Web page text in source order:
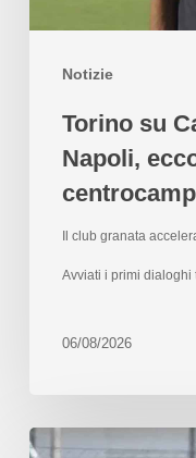
Notizie
Torino su
Napoli,
Il club granata
Avviati i primi dialoghi
06/08/2026